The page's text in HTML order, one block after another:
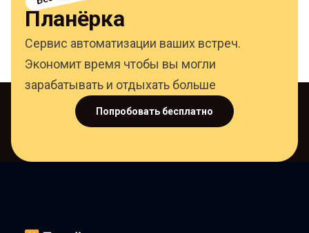
Планёрка
Сервис автоматизации ваших встреч.
Экономит время чтобы вы могли
зарабатывать и отдыхать больше
Попробовать бесплатно